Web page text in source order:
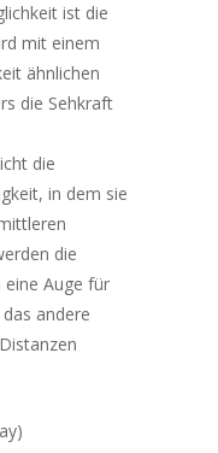
ist die
mit einem
ähnlichen
die Sehkraft
die
in dem sie
die
eine Auge für
andere